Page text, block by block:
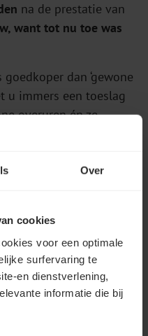
Over
cookies
voor een optimale
surfervaring te
en dienstverlening,
informatie die bij
na de prestatie van
want tot nu toe was
goedkoper dan ‘gewone
u immers een toeslag
overuren én ze
wordt betaald aan
dat de werknemer de